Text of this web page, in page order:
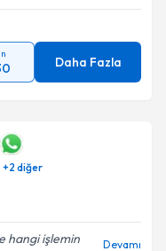
Daha Fazla
+2 diğer
hangi işlemin
Devamı